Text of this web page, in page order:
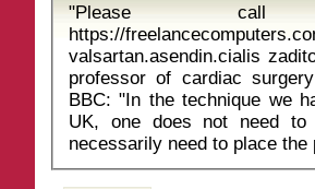
"Please
https://
valsartan.asendin.cialis zaditor eye
professor of cardiac
BBC: "In the technique we
UK, one does not need